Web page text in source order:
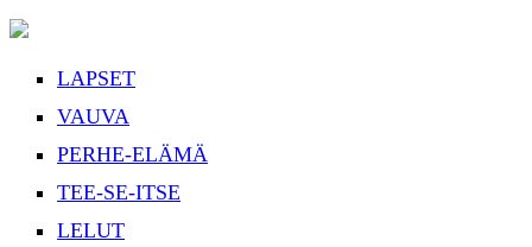
LAPSET
VAUVA
PERHE-ELÄMÄ
TEE-SE-ITSE
LELUT